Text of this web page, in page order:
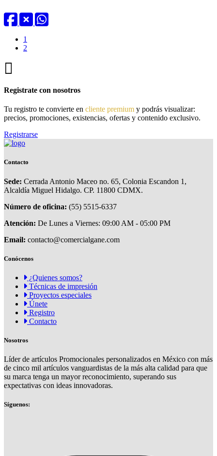
1
2
Registrate con nosotros
Tu registro te convierte en cliente premium y podrás visualizar:
precios, promociones, existencias, ofertas y contenido exclusivo.
Registrarse
Contacto
Sede: Cerrada Antonio Maceo no. 65, Colonia Escandon 1,
Alcaldía Miguel Hidalgo. CP. 11800 CDMX.
Número de oficina: (55) 5515-6337
Atención: De Lunes a Viernes: 09:00 AM - 05:00 PM
Email: contacto@comercialgane.com
Conócenos
¿Quienes somos?
Técnicas de impresión
Proyectos especiales
Únete
Registro
Contacto
Nosotros
Líder de artículos Promocionales personalizados en México con más
de cinco mil artículos vanguardistas de la más alta calidad para que
su marca tenga un mayor reconocimiento, superando sus
expectativas con ideas innovadoras.
Síguenos: